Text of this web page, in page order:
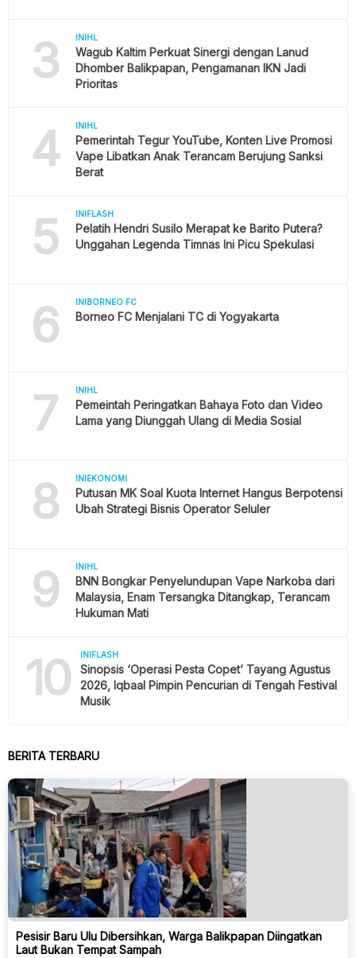
3 INIHL
Wagub Kaltim Perkuat Sinergi dengan Lanud
Dhomber Balikpapan, Pengamanan IKN Jadi
Prioritas
4 INIHL
Pemerintah Tegur YouTube, Konten Live Promosi
Vape Libatkan Anak Terancam Berujung Sanksi
Berat
5 INIFLASH
Pelatih Hendri Susilo Merapat ke Barito Putera?
Unggahan Legenda Timnas Ini Picu Spekulasi
6 INIBORNEO FC
Borneo FC Menjalani TC di Yogyakarta
7 INIHL
Pemeintah Peringatkan Bahaya Foto dan Video
Lama yang Diunggah Ulang di Media Sosial
8 INIEKONOMI
Putusan MK Soal Kuota Internet Hangus Berpotensi
Ubah Strategi Bisnis Operator Seluler
9 INIHL
BNN Bongkar Penyelundupan Vape Narkoba dari
Malaysia, Enam Tersangka Ditangkap, Terancam
Hukuman Mati
10 INIFLASH
Sinopsis ‘Operasi Pesta Copet’ Tayang Agustus
2026, Iqbaal Pimpin Pencurian di Tengah Festival
Musik
BERITA TERBARU
Pesisir Baru Ulu Dibersihkan, Warga Balikpapan Diingatkan
Laut Bukan Tempat Sampah